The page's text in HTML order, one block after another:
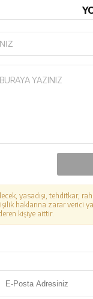
yasadışı, tehditkar,
haklarına zarar verici
kişiye aittir.